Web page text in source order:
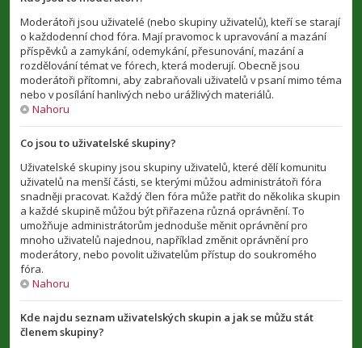
Moderátoři jsou uživatelé (nebo skupiny uživatelů), kteří se starají
o každodenní chod fóra. Mají pravomoc k upravování a mazání
příspěvků a zamykání, odemykání, přesunování, mazání a
rozdělování témat ve fórech, která moderují. Obecně jsou
moderátoři přítomni, aby zabraňovali uživatelů v psaní mimo téma
nebo v posílání hanlivých nebo urážlivých materiálů.
Nahoru
Co jsou to uživatelské skupiny?
Uživatelské skupiny jsou skupiny uživatelů, které dělí komunitu
uživatelů na menší části, se kterými můžou administrátoři fóra
snadněji pracovat. Každý člen fóra může patřit do několika skupin
a každé skupině můžou být přiřazena různá oprávnění. To
umožňuje administrátorům jednoduše měnit oprávnění pro
mnoho uživatelů najednou, například změnit oprávnění pro
moderátory, nebo povolit uživatelům přístup do soukromého
fóra.
Nahoru
Kde najdu seznam uživatelských skupin a jak se můžu stát
členem skupiny?